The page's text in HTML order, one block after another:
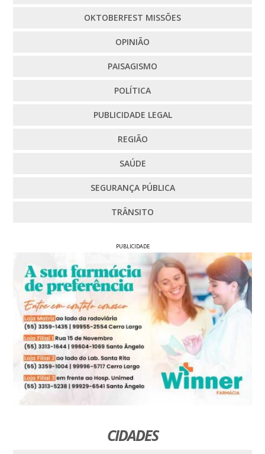
OKTOBERFEST MISSÕES
OPINIÃO
PAISAGISMO
POLÍTICA
PUBLICIDADE LEGAL
REGIÃO
SAÚDE
SEGURANÇA PÚBLICA
TRÂNSITO
PUBLICIDADE
CIDADES